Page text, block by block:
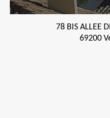
78 BIS ALLEE
69200